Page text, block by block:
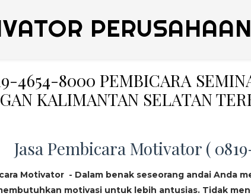
4654-8000 PEMBICARA
KALIMANTAN SELATAN
Jasa Pembicara Motivator (
Motivator - Dalam benak seseorang andai Anda
motivasi untuk lebih antusias. Tidak